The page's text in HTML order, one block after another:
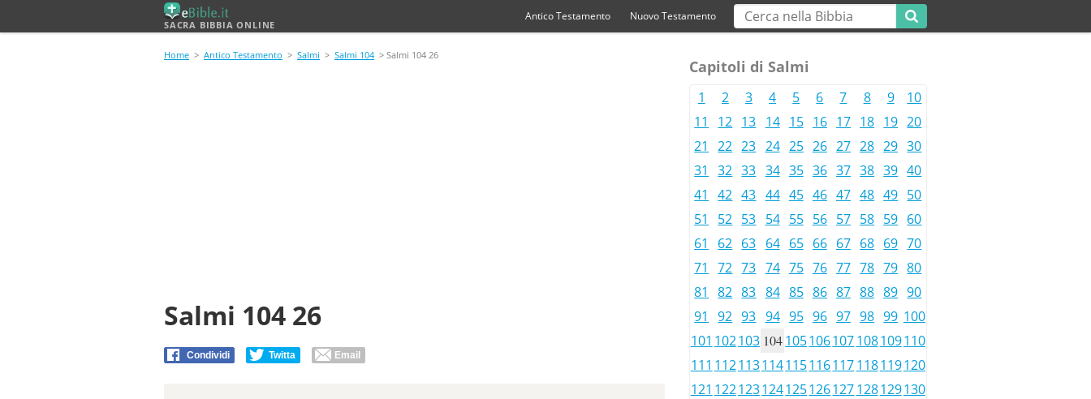
SACRA BIBBIA ONLINE
Antico Testamento Nuovo Testamento
Home > Antico Testamento > Salmi > Salmi 104 > Salmi 104 26
Salmi 104 26
Condividi Twitta Email
Capitoli di Salmi
1 2 3 4 5 6 7 8 9
10
11
12 13 14 15 16 17 18 19 20
21
22 23 24 25 26 27 28 29 30
31
32 33 34 35 36 37 38 39 40
41
42 43 44 45 46 47 48 49 50
51
52 53 54 55 56 57 58 59 60
61
62 63 64 65 66 67 68 69 70
71
72 73 74 75 76 77 78 79 80
81
82 83 84 85 86 87 88 89 90
91
92 93 94 95 96 97 98 99 100
101 102103 104 105106107108109110
111 112113114115116117118119120
121 122123124125126127128129130